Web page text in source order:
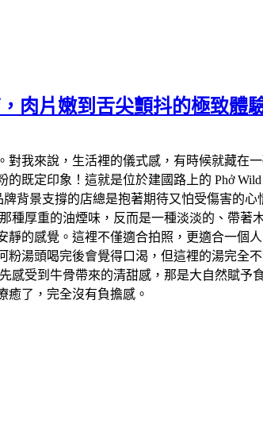
肉片嫩到舌尖顫抖的極致體
我來說，生活裡的儀式感，有時候就藏在
既定印象！這就是位於建國路上的 Phở
背景支撐的店總是抱著期待又怕受傷害的
厚重的油煙味，反而是一種淡淡的、帶著
的感覺。這裡不僅適合拍照，更適合一個
湯頭喝完後會覺得口渴，但這裡的湯完全
受到牛骨帶來的清甜感，那是大自然賦予
癒了，完全沒有負擔感。